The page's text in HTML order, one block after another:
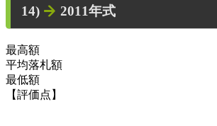
14)
2011年式
最高額
平均落札額
最低額
【評価点】